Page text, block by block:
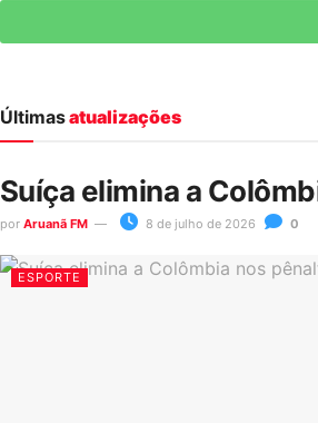
Últimasatualizações
Suíça elimina a
por Aruanã FM 8 de julho de 2026 0
ESPORTE